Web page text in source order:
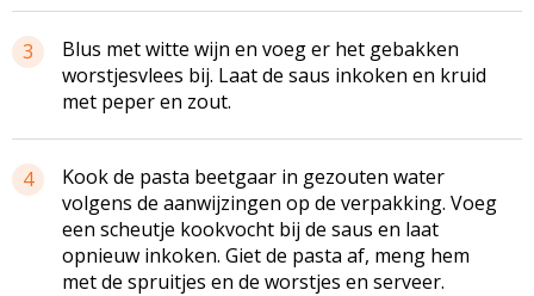
3
Blus met witte wijn en voeg er het gebakken
worstjesvlees bij. Laat de saus inkoken en kruid
met peper en zout.
4
Kook de pasta beetgaar in gezouten water
volgens de aanwijzingen op de verpakking. Voeg
een scheutje kookvocht bij de saus en laat
opnieuw inkoken. Giet de pasta af, meng hem
met de spruitjes en de worstjes en serveer.